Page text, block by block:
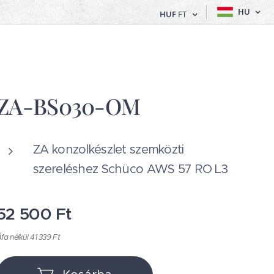
HUFFT HU
BS030-OM
ZA konzolkészlet szemközti
szereléshez Schüco AWS 57 RO L3
500Ft
nélkül 41 339 Ft